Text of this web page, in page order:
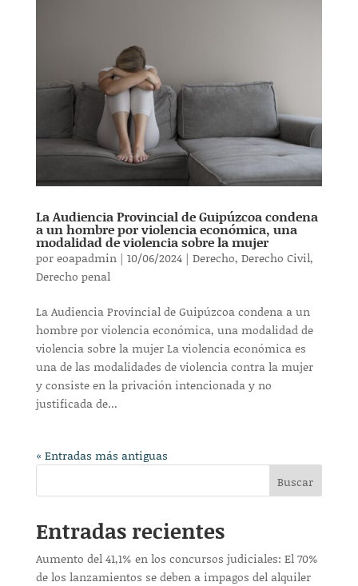
La Audiencia Provincial de Guipúzcoa condena
a un hombre por violencia económica, una
modalidad de violencia sobre la mujer
poreoapadmin| 10/06/2024| Derecho, Derecho Civil,
Derecho penal
La Audiencia Provincial de Guipúzcoa condena a un
hombre por violencia económica, una modalidad de
violencia sobre la mujer La violencia económica es
una de las modalidades de violencia contra la mujer
y consiste en la privación intencionada y no
justificada de...
« Entradas más antiguas
Buscar
Entradas recientes
Aumento del 41,1% en los concursos judiciales: El 70%
de los lanzamientos se deben a impagos del alquiler